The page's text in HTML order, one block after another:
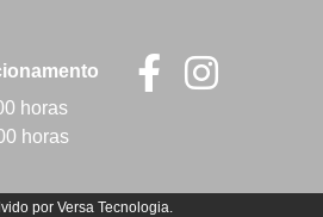
horas
horas
por Versa Tecnologia.